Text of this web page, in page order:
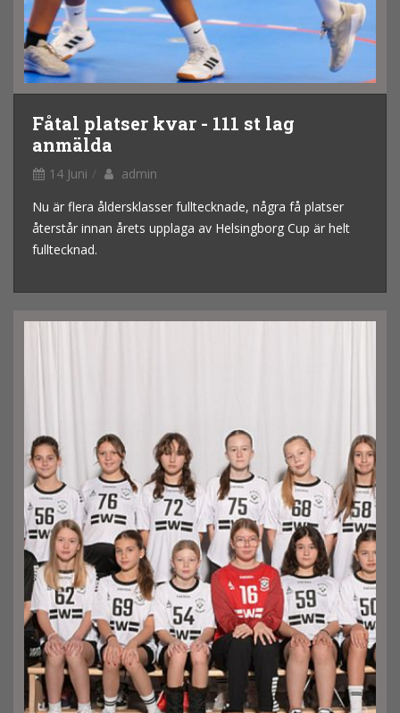
Fåtal platser kvar - 111 st lag
anmälda
14 Juni
admin
Nu är flera åldersklasser fulltecknade, några få platser
återstår innan årets upplaga av Helsingborg Cup är helt
fulltecknad.